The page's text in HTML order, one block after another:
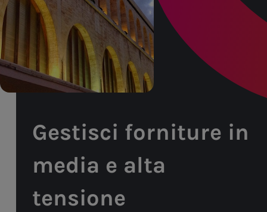
Gestisci forniture in
media e alta
tensione